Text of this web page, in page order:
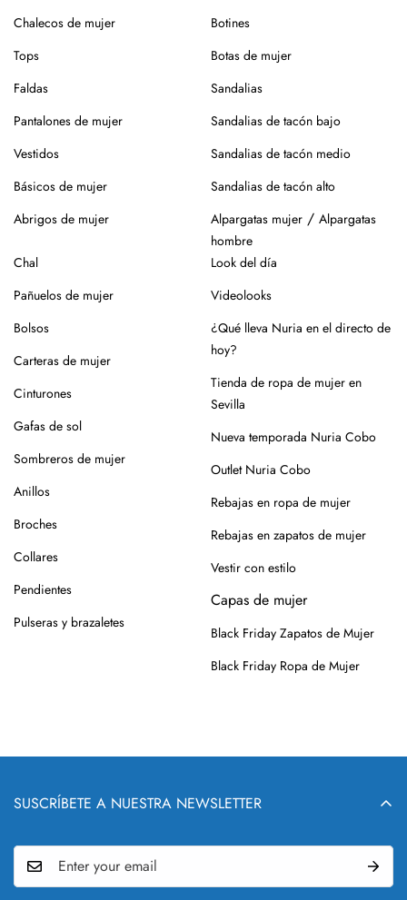
Chalecos de mujer
Tops
Faldas
Pantalones de mujer
Vestidos
Básicos de mujer
Abrigos de mujer
Botines
Botas de mujer
Sandalias
Sandalias de tacón bajo
Sandalias de tacón medio
Sandalias de tacón alto
Alpargatas mujer / Alpargatas
hombre
Chal
Pañuelos de mujer
Bolsos
Carteras de mujer
Cinturones
Gafas de sol
Sombreros de mujer
Anillos
Broches
Collares
Pendientes
Pulseras y brazaletes
Look del día
Videolooks
¿Qué lleva Nuria en el directo de
hoy?
Tienda de ropa de mujer en
Sevilla
Nueva temporada Nuria Cobo
Outlet Nuria Cobo
Rebajas en ropa de mujer
Rebajas en zapatos de mujer
Vestir con estilo
Capas de mujer
Black Friday Zapatos de Mujer
Black Friday Ropa de Mujer
SUSCRÍBETE A NUESTRA NEWSLETTER